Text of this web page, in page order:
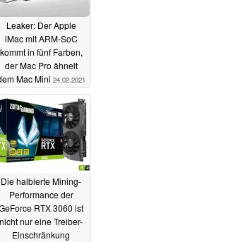
Leaker: Der Apple
iMac mit ARM-SoC
kommt in fünf Farben,
der Mac Pro ähnelt
Mac Mini 24.02.2021
Die halbierte Mining-
Performance der
RTX 3060 ist
nicht nur eine Treiber-
Einschränkung